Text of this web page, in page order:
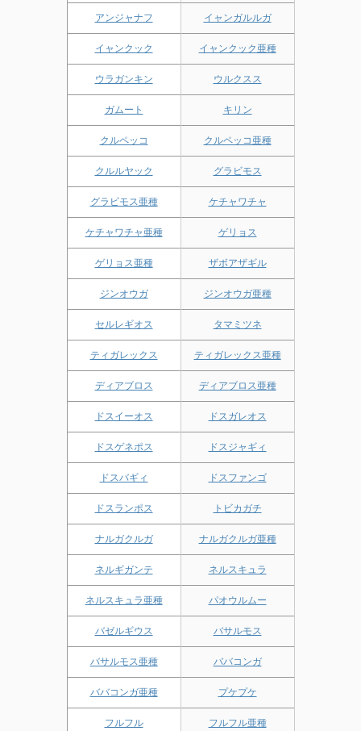
アンジャナフ イャンガルルガ
イャンクック イャンクック亜種
ウラガンキン ウルクスス
ガムート キリン
クルペッコ クルペッコ亜種
クルルヤック グラビモス
グラビモス亜種 ケチャワチャ
ケチャワチャ亜種 ゲリョス
ゲリョス亜種 ザボアザギル
ジンオウガ ジンオウガ亜種
セルレギオス タマミツネ
ティガレックス ティガレックス亜種
ディアブロス ディアブロス亜種
ドスイーオス ドスガレオス
ドスゲネポス ドスジャギィ
ドスバギィ ドスファンゴ
ドスランポス トビカガチ
ナルガクルガ ナルガクルガ亜種
ネルギガンテ ネルスキュラ
ネルスキュラ亜種 パオウルムー
バゼルギウス バサルモス
バサルモス亜種 ババコンガ
ババコンガ亜種 プケプケ
フルフル フルフル亜種